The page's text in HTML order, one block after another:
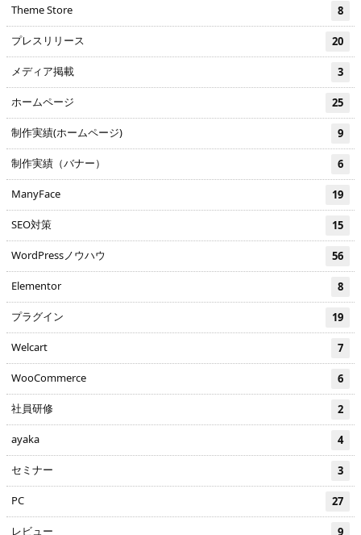
Theme Store 8
プレスリリース 20
メディア掲載 3
ホームページ 25
制作実績(ホームページ) 9
制作実績（バナー） 6
ManyFace 19
SEO対策 15
WordPressノウハウ 56
Elementor 8
プラグイン 19
Welcart 7
WooCommerce 6
社員研修 2
ayaka 4
セミナー 3
PC 27
レビュー 9